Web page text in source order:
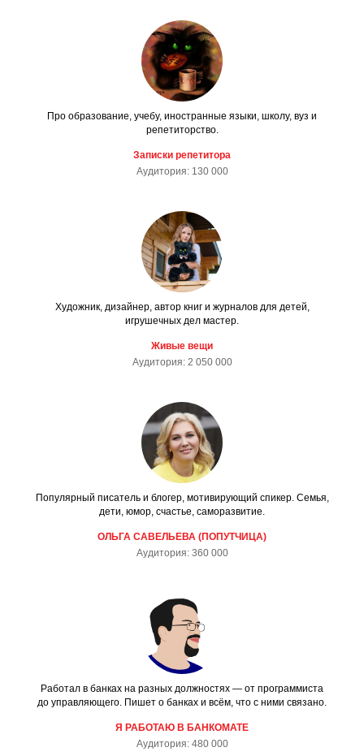
Про образование, учебу, иностранные языки, школу, вуз и
репетиторство.
Записки репетитора
Аудитория: 130 000
Художник, дизайнер, автор книг и журналов для детей,
игрушечных дел мастер.
Живые вещи
Аудитория: 2 050 000
Популярный писатель и блогер, мотивирующий спикер. Семья,
дети, юмор, счастье, саморазвитие.
ОЛЬГА САВЕЛЬЕВА (ПОПУТЧИЦА)
Аудитория: 360 000
Работал в банках на разных должностях — от программиста
до управляющего. Пишет о банках и всём, что с ними связано.
Я РАБОТАЮ В БАНКОМАТЕ
Аудитория: 480 000